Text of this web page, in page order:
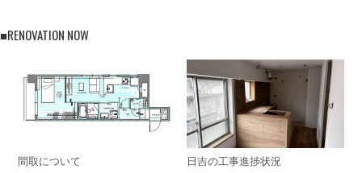
■RENOVATION NOW
間取について 日吉の工事進捗状況